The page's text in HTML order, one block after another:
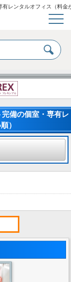
有レンタルオフィス（料金
完備の個室・専有レ
）